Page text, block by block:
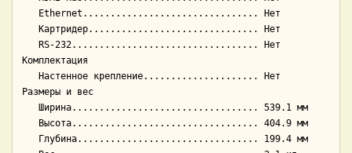
Комплектация
Размеры и вес